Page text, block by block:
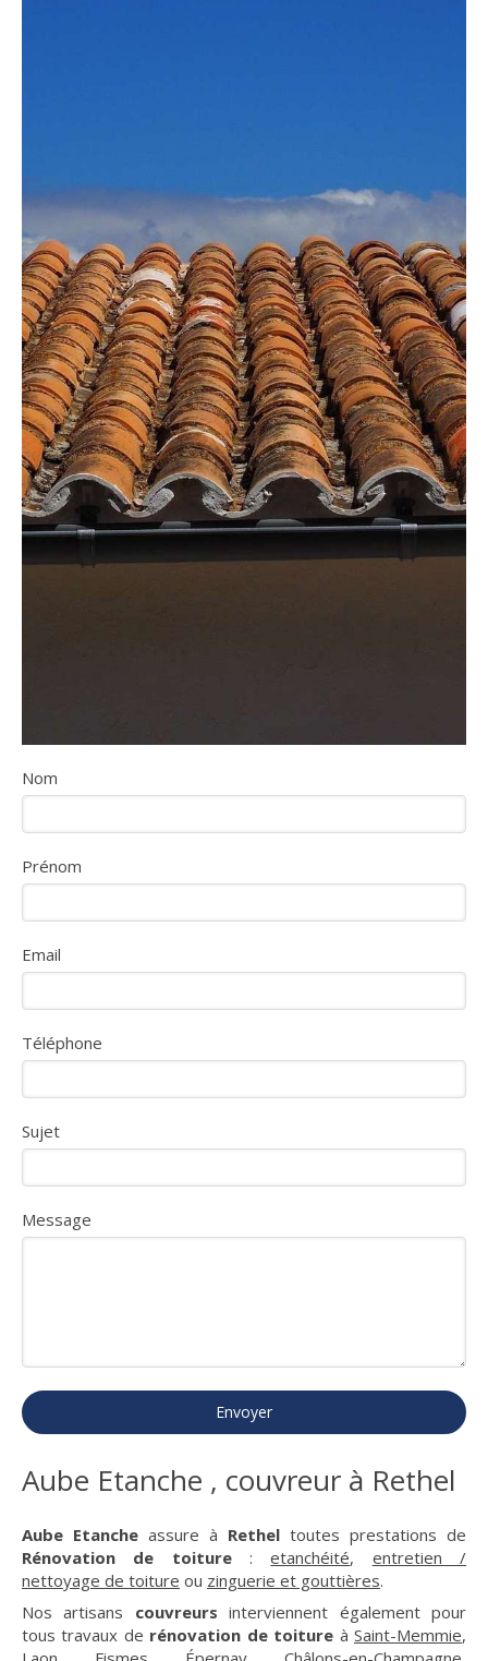
Nom
Prénom
Email
Téléphone
Sujet
Message
Envoyer
Aube Etanche , couvreur à Rethel
Aube Etanche assure à Rethel toutes prestations de
Rénovation de toiture:etanchéité, entretien /
nettoyage de toiture ou zinguerie et gouttières.
Nos artisans couvreurs interviennent également pour
tous travaux de rénovation de toiture àSaint-Memmie,